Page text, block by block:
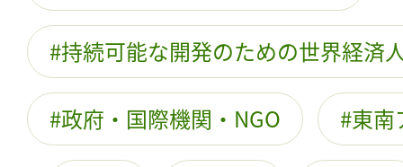
持続可能な開発のための世界経済
政府・国際機関・NGO 東南